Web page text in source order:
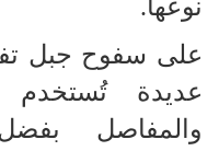
نوعها.
على سفوح جبل
عديدة تُستخدم
والمفاصل